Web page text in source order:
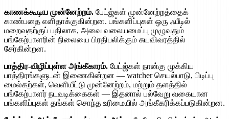
காணக்கூடிய முன்னேற்றம். பேட்ஜ்கள் முன்னேற்றத்தைக்
காண்பதை எளிதாக்குகின்றன. பங்களிப்புகள் ஒரு ஃபீடில்
மறைவதற்குப் பதிலாக, அவை வலையமைப்பு முழுவதும்
பங்கேற்பாளரின் நிலையை பிரதிபலிக்கும் சுயவிவரத்தில்
சேர்கின்றன.
பாத்திர-விழிப்புள்ள அங்கீகாரம். பேட்ஜ்கள் நான்கு முக்கிய
பாத்திரங்களுடன் இணைகின்றன — watcher செயல்பாடு, பிடிப்பு
மைல்கற்கள், வெளியீட்டு முன்னேற்றம், மற்றும் தளத்தில்
பங்கேற்பாளர் நடவடிக்கைகள் — இதனால் பல்வேறு வகையான
பங்களிப்புகள் தங்கள் சொந்த உரிமையில் அங்கீகரிக்கப்படுகின்றன.